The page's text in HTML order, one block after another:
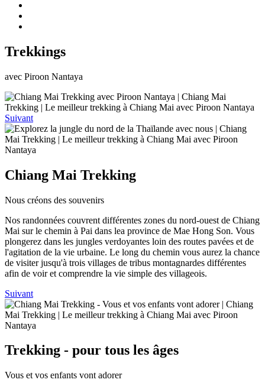
Trekkings
avec Piroon Nantaya
Suivant
Chiang Mai Trekking
Nous créons des souvenirs
Nos randonnées couvrent différentes zones du nord-ouest de Chiang
Mai sur le chemin à Pai dans lea province de Mae Hong Son. Vous
plongerez dans les jungles verdoyantes loin des routes pavées et de
l'agitation de la vie urbaine. Le long du chemin vous aurez la chance
de visiter jusqu'à trois villages de tribus montagnardes différentes
afin de voir et comprendre la vie simple des villageois.
Suivant
Trekking - pour tous les âges
Vous et vos enfants vont adorer